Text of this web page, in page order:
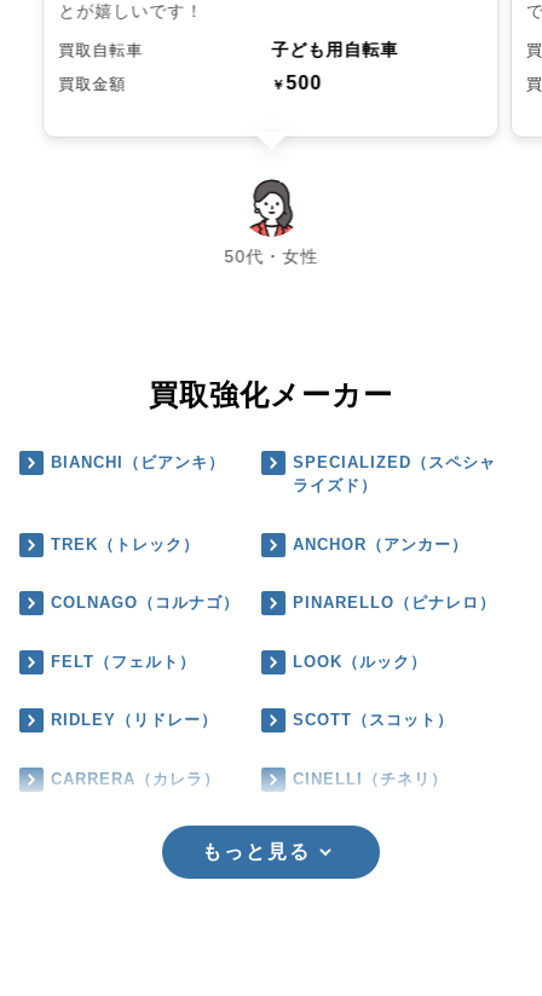
とが嬉しいです！
買取自転車 子ども用自転車
買取金額 ￥500
50代・女性
chevron_left chevron_right
買取強化メーカー
BIANCHI（ビアンキ）
SPECIALIZED（スペシャ
ライズド）
TREK（トレック） ANCHOR（アンカー）
COLNAGO（コルナゴ） PINARELLO（ピナレロ）
FELT（フェルト） LOOK（ルック）
RIDLEY（リドレー） SCOTT（スコット）
CARRERA（カレラ） CINELLI（チネリ）
もっと見る